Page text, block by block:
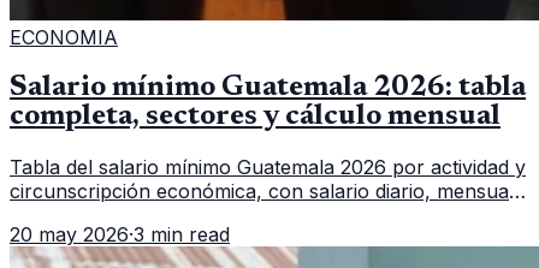
ECONOMIA
Salario mínimo Guatemala 2026: tabla
completa, sectores y cálculo mensual
Tabla del salario mínimo Guatemala 2026 por actividad y
circunscripción económica, con salario diario, mensual,
20 may 2026·3 min read